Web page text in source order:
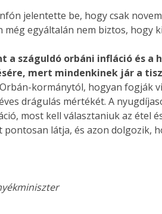
jelentette be, hogy csak
egyáltalán nem biztos, hogy
a száguldó orbáni infláció és
mert mindenkinek jár a
kormánytól, hogyan fogják
drágulás mértékét. A
most kell választaniuk az étel
látja, és azon dolgozik,